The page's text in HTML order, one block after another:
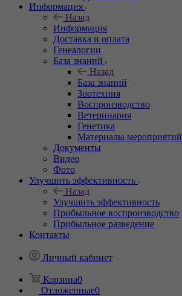
Информация
Назад
Информация
Доставка и оплата
Генеалогии
База знаний
Назад
База знаний
Зоотехния
Воспроизводство
Ветеринария
Генетика
Материалы мероприятий
Документы
Видео
Фото
Улучшить эффективность
Назад
Улучшить эффективность
Прибыльное воспроизводство
Прибыльное разведение
Контакты
Личный кабинет
Корзина0
Отложенные0